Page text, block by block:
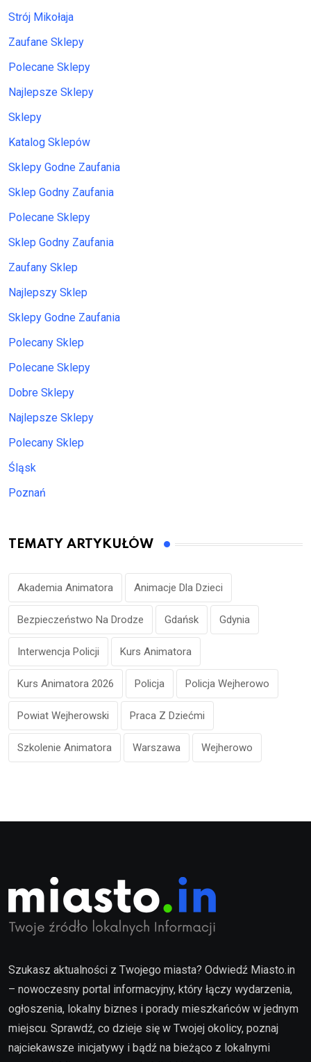
Strój Mikołaja
Zaufane Sklepy
Polecane Sklepy
Najlepsze Sklepy
Sklepy
Katalog Sklepów
Sklepy Godne Zaufania
Sklep Godny Zaufania
Polecane Sklepy
Sklep Godny Zaufania
Zaufany Sklep
Najlepszy Sklep
Sklepy Godne Zaufania
Polecany Sklep
Polecane Sklepy
Dobre Sklepy
Najlepsze Sklepy
Polecany Sklep
Śląsk
Poznań
TEMATY ARTYKUŁÓW
Akademia Animatora Animacje Dla Dzieci
Bezpieczeństwo Na Drodze Gdańsk Gdynia
Interwencja Policji Kurs Animatora
Kurs Animatora 2026 Policja Policja Wejherowo
Powiat Wejherowski Praca Z Dziećmi
Szkolenie Animatora Warszawa Wejherowo
Szukasz aktualności z Twojego miasta? Odwiedź Miasto.in
– nowoczesny portal informacyjny, który łączy wydarzenia,
ogłoszenia, lokalny biznes i porady mieszkańców w jednym
miejscu. Sprawdź, co dzieje się w Twojej okolicy, poznaj
najciekawsze inicjatywy i bądź na bieżąco z lokalnymi